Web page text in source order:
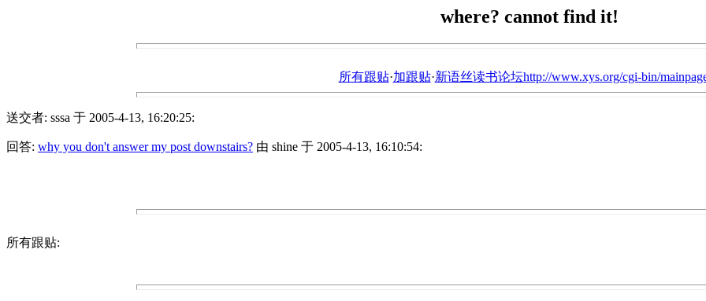
where? cannot find it!
所有跟贴·加跟贴·新语丝读书论坛http://www.xys.org/cgi-bin/
送交者: sssa 于 2005-4-13, 16:20:25:
回答: why you don't answer my post downstairs? 由 shine 于 2005-4-13, 16:10:54:
所有跟贴: